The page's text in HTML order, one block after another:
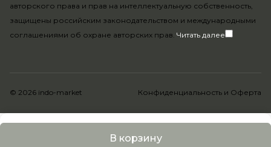
В корзину
авторского права и прав на интеллектуальную собственность,
защищены российским законодательством и международными
соглашениями об охране авторских прав. Читать далее
© 2026 indo-market Конфиденциальность и Оферта